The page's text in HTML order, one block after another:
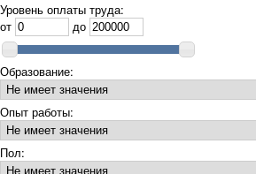
Уровень оплаты труда:
от
до
Образование:
Опыт работы:
Пол: